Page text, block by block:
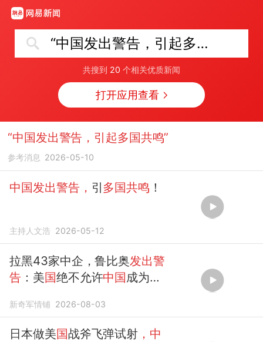
“中国发出警告，引起多国共鸣”
共搜到 20 个相关优质新闻
打开应用查看
“中国发出警告，引起多国共鸣”
参考消息 2026-05-10
中国发出警告， 引多国共鸣 ！
主持人文浩 2026-05-12
拉黑43家中企，鲁比奥发出警
告 ：美国绝不允许中国成为世
新奇军情铺 2026-08-03
日本做美国战斧飞弹试射 ，中